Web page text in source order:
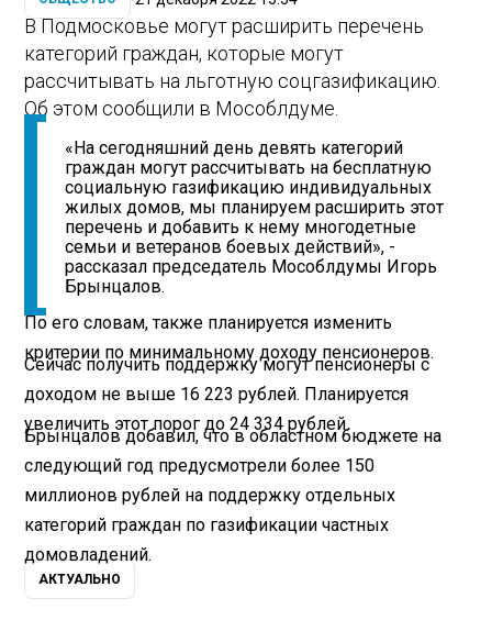
В Подмосковье могут расширить перечень
категорий граждан, которые могут
рассчитывать на льготную соцгазификацию.
Об этом сообщили в Мособлдуме.
«На сегодняшний день девять категорий
граждан могут рассчитывать на бесплатную
социальную газификацию индивидуальных
жилых домов, мы планируем расширить этот
перечень и добавить к нему многодетные
семьи и ветеранов боевых действий», -
рассказал председатель Мособлдумы Игорь
Брынцалов.
По его словам, также планируется изменить
критерии по минимальному доходу пенсионеров.
Сейчас получить поддержку могут пенсионеры с
доходом не выше 16 223 рублей. Планируется
увеличить этот порог до 24 334 рублей.
Брынцалов добавил, что в областном бюджете на
следующий год предусмотрели более 150
миллионов рублей на поддержку отдельных
категорий граждан по газификации частных
домовладений.
АКТУАЛЬНО